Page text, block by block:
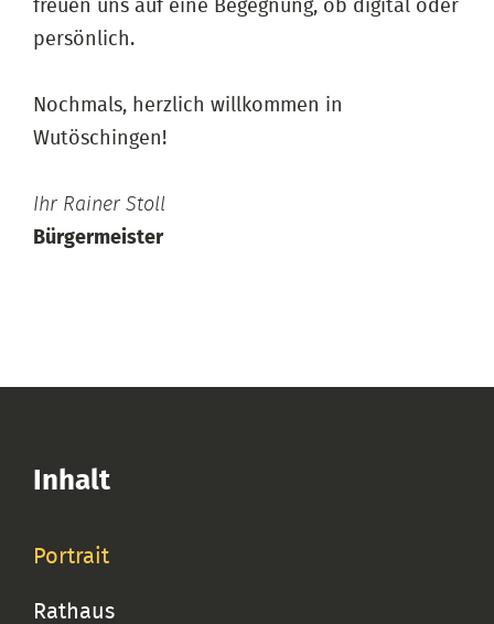
freuen uns auf eine Begegnung, ob digital oder
persönlich.
Nochmals, herzlich willkommen in
Wutöschingen!
Ihr Rainer Stoll
Bürgermeister
Inhalt
Portrait
Rathaus